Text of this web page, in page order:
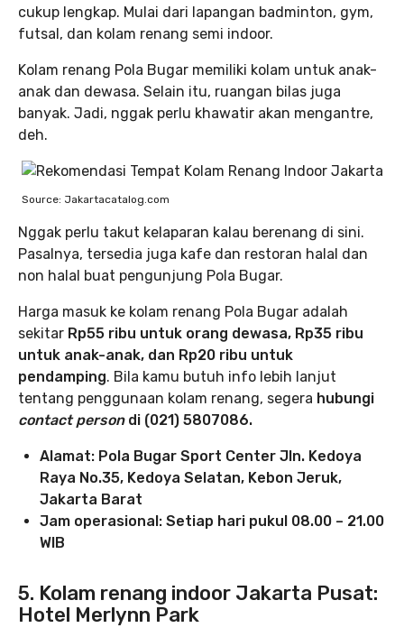
cukup lengkap. Mulai dari lapangan badminton, gym,
futsal, dan kolam renang semi indoor.
Kolam renang Pola Bugar memiliki kolam untuk anak-
anak dan dewasa. Selain itu, ruangan bilas juga
banyak. Jadi, nggak perlu khawatir akan mengantre,
deh.
Source: Jakartacatalog.com
Nggak perlu takut kelaparan kalau berenang di sini.
Pasalnya, tersedia juga kafe dan restoran halal dan
non halal buat pengunjung Pola Bugar.
Harga masuk ke kolam renang Pola Bugar adalah
sekitar Rp55 ribu untuk orang dewasa, Rp35 ribu
untuk anak-anak, dan Rp20 ribu untuk
pendamping. Bila kamu butuh info lebih lanjut
tentang penggunaan kolam renang, segera hubungi
contact persondi (021) 5807086.
Alamat: Pola Bugar Sport Center Jln. Kedoya
Raya No.35, Kedoya Selatan, Kebon Jeruk,
Jakarta Barat
Jam operasional: Setiap hari pukul 08.00 – 21.00
WIB
5. Kolam renang indoor Jakarta Pusat:
Hotel Merlynn Park